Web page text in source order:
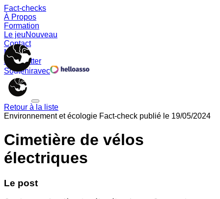
Fact-checks
À Propos
Formation
Le jeuNouveau
Contact
Memes
Newsletter
Souteniravec
Retour à la liste
Environnement et écologie Fact-check publié le 19/05/2024
Cimetière de vélos
électriques
Le post